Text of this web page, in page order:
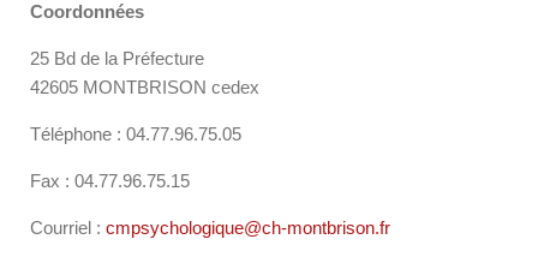
Coordonnées
25 Bd de la Préfecture
42605 MONTBRISON cedex
Téléphone : 04.77.96.75.05
Fax : 04.77.96.75.15
Courriel : cmpsychologique@ch-montbrison.fr